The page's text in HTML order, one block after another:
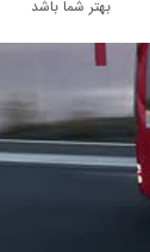
بهتر شما باشد